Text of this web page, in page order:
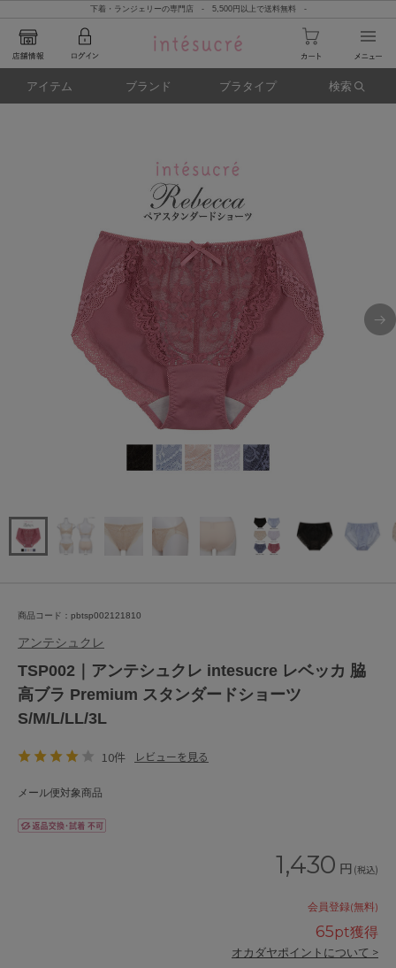
下着・ランジェリーの専門店 - 5,500円以上で送料無料 -
アイテム ブランド ブラタイプ 検索
商品コード：pbtsp002121810
アンテシュクレ
TSP002｜アンテシュクレ intesucre レベッカ 脇
高ブラ Premium スタンダードショーツ
S/M/L/LL/3L
10件 レビューを見る
メール便対象商品
1,430 円 (税込)
会員登録(無料)
65pt獲得
オカダヤポイントについて >